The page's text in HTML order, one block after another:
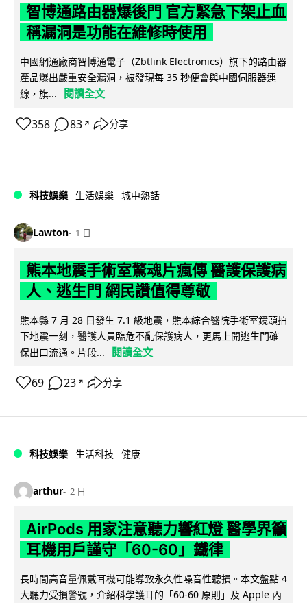
智博通路由器爆後門 官方緊急下架止血
稱漏洞是功能在維修時使用
中國網通廠商智博通電子（Zbtlink Electronics）旗下的路由器
產品爆出嚴重安全漏洞，被發現每 35 秒便會與中國伺服器連
線，旗...
閱讀全文
358 83 ↗ 分享
科技娛樂 生活娛樂 城中熱話
Lawton 1 日
熊本地震手術室驚魂片瘋傳 醫護保護病
人、逃生門 網民讚值得尊敬
熊本縣 7 月 28 日發生 7.1 級地震，熊本綜合醫院手術室鏡頭拍
下地震一刻，醫護人員臨危不亂保護病人，更馬上開逃生門確
保出口流通。片段...
閱讀全文
69 23 ↗ 分享
科技娛樂 生活科技 健康
arthur 2 日
AirPods 用家注意聽力響紅燈 醫學界籲
耳機用戶謹守「60-60」鐵律
長時間高音量佩戴耳機可能導致永久性噪音性聽損。本文盤點 4
大聽力受損警號，介紹科學護耳的「60-60 原則」及 Apple 內